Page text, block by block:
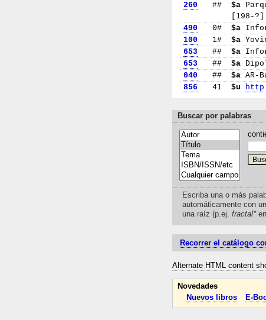
260
## $a
[198-
490
0# $a
100
1# $a
653
## $a
653
## $a
040
## $a AR-
856
41 $u
Buscar por palabras
Escriba una o más
automáticamente con
una raíz (p.ej. fractal*
Recorrer el catálogo
Alternate HTML content
Novedades
Nuevos libros
E-